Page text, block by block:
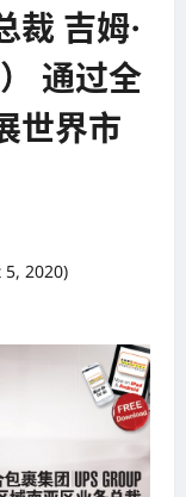
裁 吉姆·
通过全
世界市
2020)